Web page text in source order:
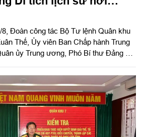
khu
Đoàn công tác Bộ Tư lệnh Quân khu
Thế, Ủy viên Ban Chấp hành Trung
ủy Trung ương, Phó Bí thư Đảng ủy,
làm trưởng đoàn phối hợp với UBND
địa khu đất phục dựng Di tích lịch
khu 7 tại xã Đức Huệ, tỉnh Tây
Phó Bí thư Tỉnh uỷ, Chủ tịch
và làm việc với đoàn.